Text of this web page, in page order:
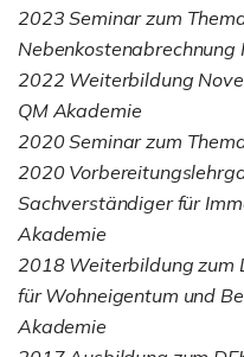
2023 Seminar zum
Nebenkostenabrechnung
2022 Weiterbildung
QM Akademie
2020 Seminar zum
2020
Sachverständiger für
Akademie
2018 Weiterbildung zum
für Wohneigentum und
Akademie